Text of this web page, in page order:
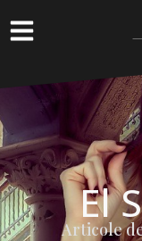
El
Articole